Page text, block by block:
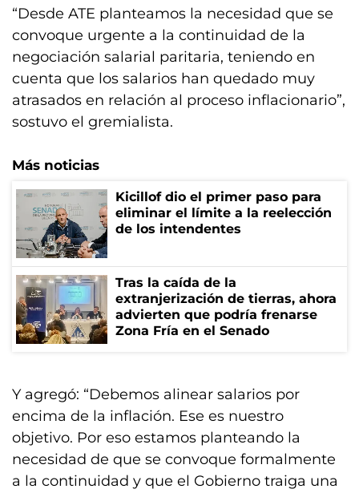
“Desde ATE planteamos la necesidad que se
convoque urgente a la continuidad de la
negociación salarial paritaria, teniendo en
cuenta que los salarios han quedado muy
atrasados en relación al proceso inflacionario”,
sostuvo el gremialista.
Más noticias
Kicillof dio el primer paso para
eliminar el límite a la reelección
de los intendentes
Tras la caída de la
extranjerización de tierras, ahora
advierten que podría frenarse
Zona Fría en el Senado
Y agregó: “Debemos alinear salarios por
encima de la inflación. Ese es nuestro
objetivo. Por eso estamos planteando la
necesidad de que se convoque formalmente
a la continuidad y que el Gobierno traiga una